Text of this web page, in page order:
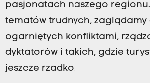
pasjonatach naszego regionu.
tematów trudnych, zaglądamy
ogarniętych konfliktami,
dyktatorów i takich, gdzie
jeszcze rzadko.